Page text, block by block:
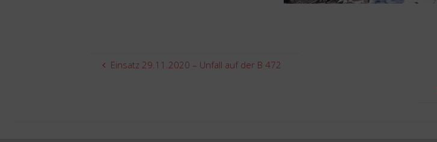
Einsatz 29.11.2020 – Unfall auf der B 472